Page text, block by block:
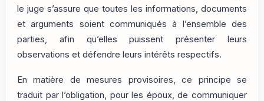
le juge s’assure que toutes les informations, documents
et arguments soient communiqués à l’ensemble des
parties, afin qu’elles puissent présenter leurs
observations et défendre leurs intérêts respectifs.
En matière de mesures provisoires, ce principe se
traduit par l’obligation, pour les époux, de communiquer